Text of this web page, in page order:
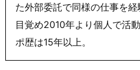
た外部委託で同様の仕事を
目覚め2010年より個人で活
ポ歴は15年以上。